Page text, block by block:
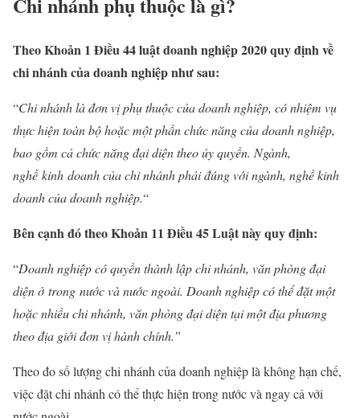
Theo Khoản 1 Điều 44 luật doanh nghiệp 2020 quy định về
chi nhánh của doanh nghiệp như sau:
“Chi nhánh là đơn vị phụ thuộc của doanh nghiệp, có nhiệm vụ
thực hiện toàn bộ hoặc một phần chức năng của doanh nghiệp,
bao gồm cả chức năng đại diện theo ủy quyền. Ngành,
nghề kinh doanh của chi nhánh phải đúng với ngành, nghề kinh
doanh của doanh nghiệp.“
Bên cạnh đó theo Khoản 11 Điều 45 Luật này quy định:
“Doanh nghiệp có quyền thành lập chi nhánh, văn phòng đại
diện ở trong nước và nước ngoài. Doanh nghiệp có thể đặt một
hoặc nhiều chi nhánh, văn phòng đại diện tại một địa phương
theo địa giới đơn vị hành chính.”
Theo đo số lượng chi nhánh của doanh nghiệp là không hạn chế,
việc đặt chi nhánh có thể thực hiện trong nước và ngay cả với